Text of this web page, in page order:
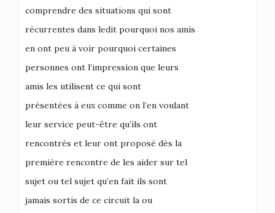
comprendre des situations qui sont
récurrentes dans ledit pourquoi nos amis
en ont peu à voir pourquoi certaines
personnes ont l’impression que leurs
amis les utilisent ce qui sont
présentées à eux comme on l’en voulant
leur service peut-être qu’ils ont
rencontrés et leur ont proposé dès la
première rencontre de les aider sur tel
sujet ou tel sujet qu’en fait ils sont
jamais sortis de ce circuit la ou